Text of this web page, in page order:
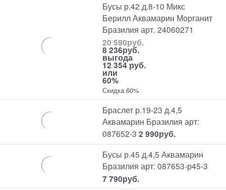
Бусы р.42 д.8-10 Микс
Берилл Аквамарин Морганит
Бразилия арт. 24060271
20 590руб.
8 236руб.
выгода
12 354 руб.
или
60%
Скидка 60%
Браслет р.19-23 д.4,5
Аквамарин Бразилия арт:
087652-3 2 990руб.
Бусы р.45 д.4,5 Аквамарин
Бразилия арт: 087653-р45-3
7 790руб.